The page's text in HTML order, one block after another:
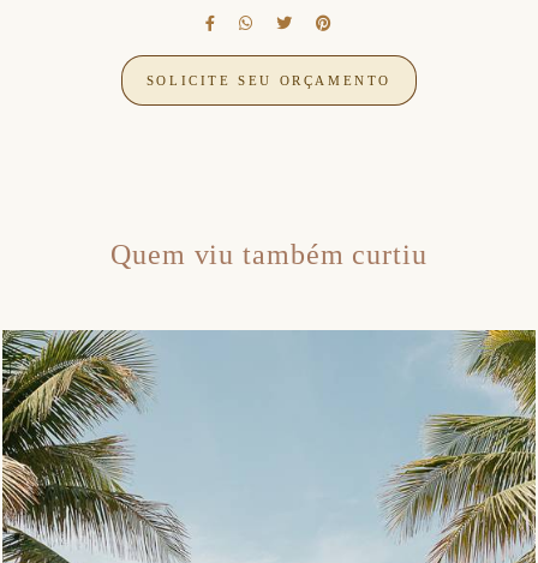
SOLICITE SEU ORÇAMENTO
Quem viu também curtiu